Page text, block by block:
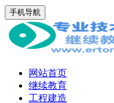
手机导航
网站首页
继续教育
工程建造